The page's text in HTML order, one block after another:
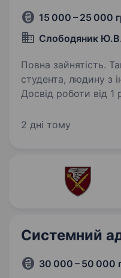
15 000 – 25 000
Слободяник
Повна зайнятість.
студента, людину з
Досвід роботи від 1 року. Вимоги та
телефонів,
діагностувати
2 дні тому
Системний
30 000 – 50 000